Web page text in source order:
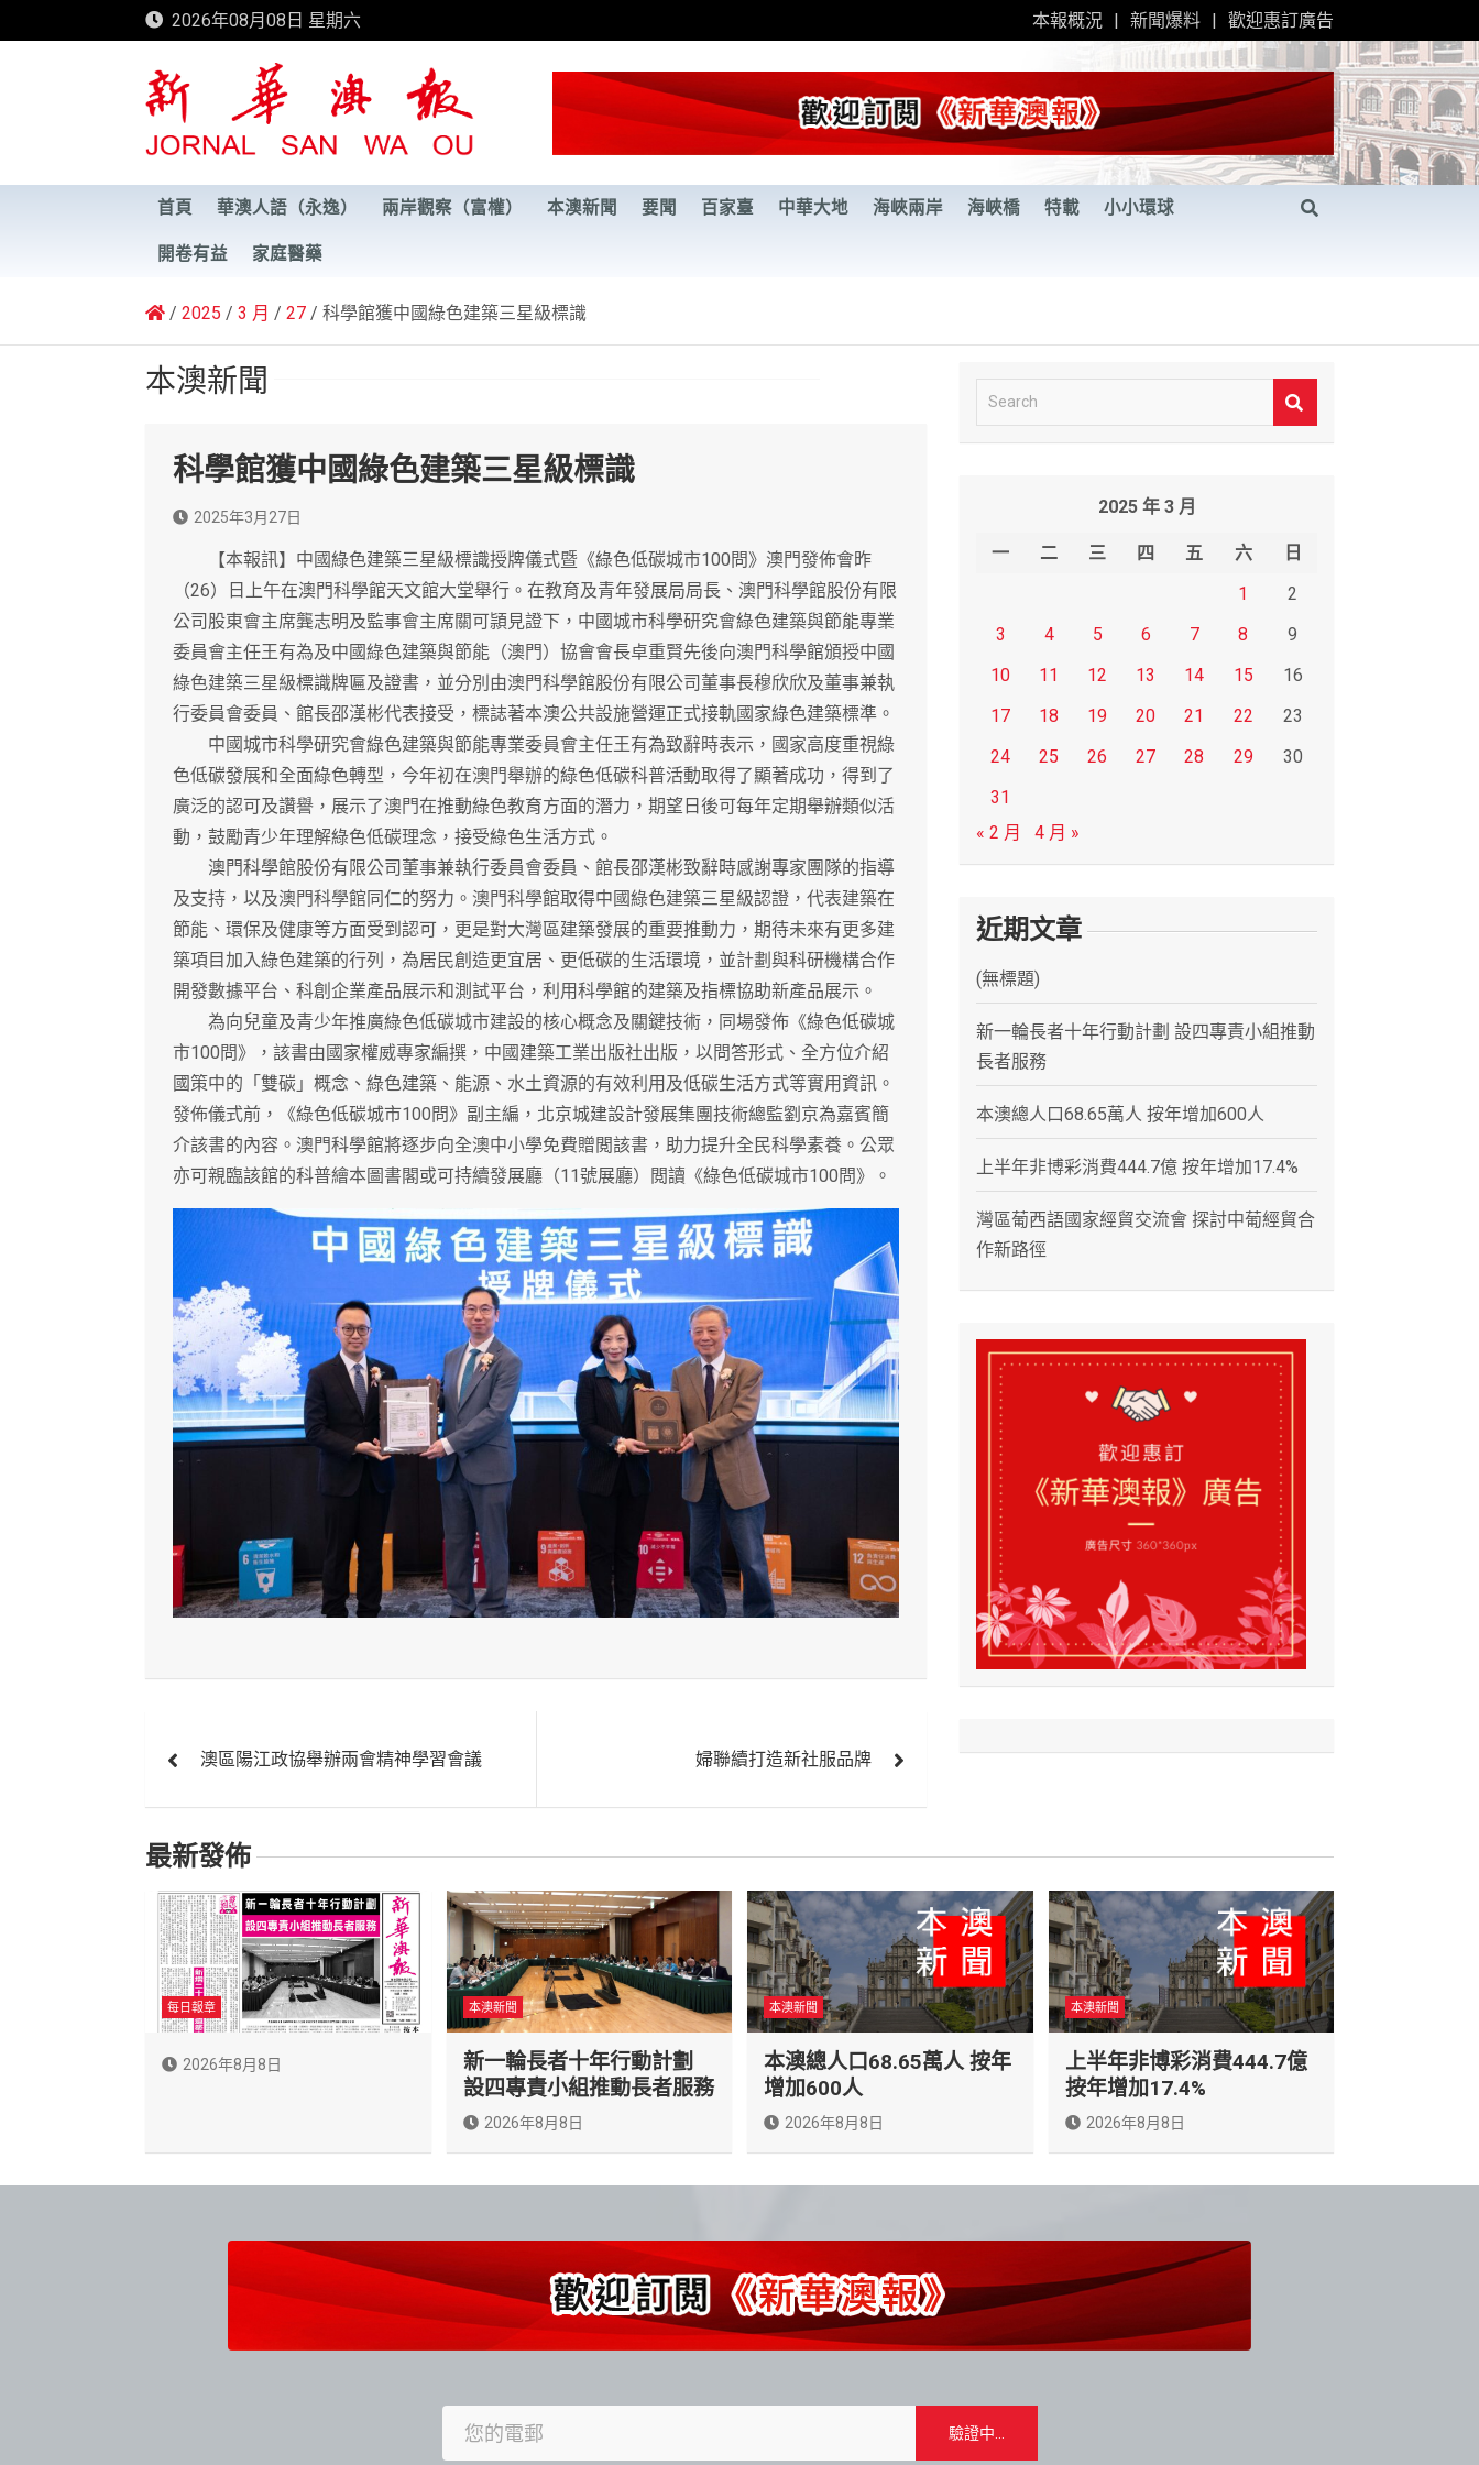
to
2026年08月08日 星期六 本報概況 新聞爆料 歡迎惠訂廣告
新華澳報
首頁 華澳人語（永逸） 兩岸觀察（富權） 本澳新聞 要聞 百家臺 中華大地 海峽兩岸 海峽橋 特載 小小環球
開卷有益 家庭醫藥
2025 3 月 27 科學館獲中國綠色建築三星級標識
本澳新聞
科學館獲中國綠色建築三星級標識
2025年3月27日
【本報訊】中國綠色建築三星級標識授牌儀式暨《綠色低碳城市100問》澳門發佈會昨
（26）日上午在澳門科學館天文館大堂舉行。在教育及青年發展局局長、澳門科學館股份有限
公司股東會主席龔志明及監事會主席關可頴見證下，中國城市科學研究會綠色建築與節能專業
委員會主任王有為及中國綠色建築與節能（澳門）協會會長卓重賢先後向澳門科學館頒授中國
綠色建築三星級標識牌匾及證書，並分別由澳門科學館股份有限公司董事長穆欣欣及董事兼執
行委員會委員、館長邵漢彬代表接受，標誌著本澳公共設施營運正式接軌國家綠色建築標準。
中國城市科學研究會綠色建築與節能專業委員會主任王有為致辭時表示，國家高度重視綠
色低碳發展和全面綠色轉型，今年初在澳門舉辦的綠色低碳科普活動取得了顯著成功，得到了
廣泛的認可及讚譽，展示了澳門在推動綠色教育方面的潛力，期望日後可每年定期舉辦類似活
動，鼓勵青少年理解綠色低碳理念，接受綠色生活方式。
澳門科學館股份有限公司董事兼執行委員會委員、館長邵漢彬致辭時感謝專家團隊的指導
及支持，以及澳門科學館同仁的努力。澳門科學館取得中國綠色建築三星級認證，代表建築在
節能、環保及健康等方面受到認可，更是對大灣區建築發展的重要推動力，期待未來有更多建
築項目加入綠色建築的行列，為居民創造更宜居、更低碳的生活環境，並計劃與科研機構合作
開發數據平台、科創企業產品展示和測試平台，利用科學館的建築及指標協助新產品展示。
為向兒童及青少年推廣綠色低碳城市建設的核心概念及關鍵技術，同場發佈《綠色低碳城
市100問》，該書由國家權威專家編撰，中國建築工業出版社出版，以問答形式、全方位介紹
國策中的「雙碳」概念、綠色建築、能源、水土資源的有效利用及低碳生活方式等實用資訊。
發佈儀式前，《綠色低碳城市100問》副主編，北京城建設計發展集團技術總監劉京為嘉賓簡
介該書的內容。澳門科學館將逐步向全澳中小學免費贈閲該書，助力提升全民科學素養。公眾
亦可親臨該館的科普繪本圖書閣或可持續發展廳（11號展廳）閲讀《綠色低碳城市100問》。
章
導
覽
澳區陽江政協舉辦兩會精神學習會議 婦聯續打造新社服品牌
e
2025 年 3 月
一 二 三 四 五 六
日
1
2
3
4 5 6 7 8
9
10
11 12 13 14 15
16
17
18 19 20 21 22
23
24
25 26 27 28 29
30
31
« 2 月
4 月 »
近期文章
(無標題)
新一輪長者十年行動計劃 設四專責小組推動
長者服務
本澳總人口68.65萬人 按年增加600人
上半年非博彩消費444.7億 按年增加17.4%
灣區葡西語國家經貿交流會 探討中葡經貿合
作新路徑
最新發佈
每日報章
2026年8月8日
本澳新聞
新一輪長者十年行動計劃
設四專責小組推動長者服務
2026年8月8日
本澳新聞
本澳總人口68.65萬人 按年
增加600人
2026年8月8日
本澳新聞
上半年非博彩消費444.7億
按年增加17.4%
2026年8月8日